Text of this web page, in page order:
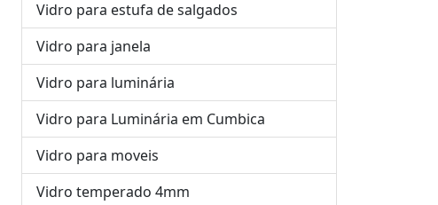
Vidro para estufa de salgados
Vidro para janela
Vidro para luminária
Vidro para Luminária em Cumbica
Vidro para moveis
Vidro temperado 4mm